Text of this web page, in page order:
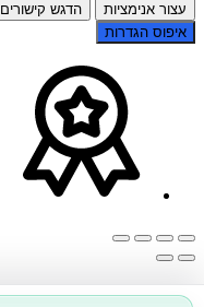
עצור אנימציות
הדגש קישורים
איפוס הגדרות